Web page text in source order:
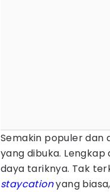
Semakin populer
yang dibuka.
daya tariknya. Tak
staycationyang